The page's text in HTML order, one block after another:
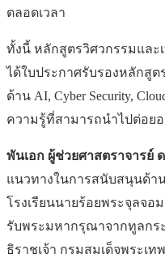
ตลอดเวลา
ทั้งนี้ หลักสูตรวิศวกรรมและ
ได้ใบประกาศรับรองหลักสูตร
ด้าน AI, Cyber Security,
ความรู้ที่สามารถนำไปต่อย
พันเอก ผู้ช่วยศาสตราจารย์
แนวทางในการสนับสนุนด้า
โรงเรียนนายร้อยพระจุลจอ
รับพระมหากรุณาจากทูลกร
ธิราชเจ้า กรมสมเด็จพระเ